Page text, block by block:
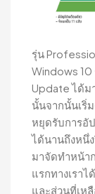
รุ่น
Windows
Update ได้ม
นั้นจากนั้นเริ่
หยุดรับการอั
ได้นานถึงหนึ่
มาจัดทำหน้า
แรกทางเรา
และส่วนที่เห